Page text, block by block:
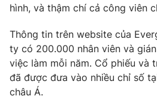
Theo dõi báo trên
Cơ quan chủ quản:Đài Truyền hình
hình, và thậm chí cả công viên
Thông tin trên website của
ty có 200.000 nhân viên và
việc làm mỗi năm. Cổ phiếu và
đã được đưa vào nhiều chỉ số
châu Á.